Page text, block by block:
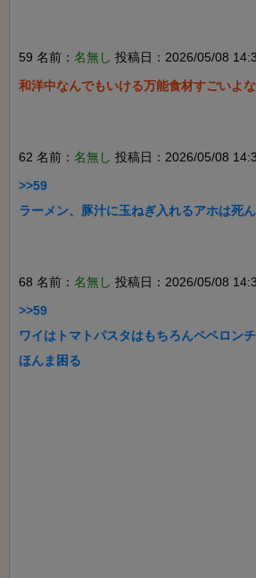
59 名前： 名無し 投稿日：2026/05/08
和洋中なんでもいける万能食材すごいよな
62 名前： 名無し 投稿日：2026/05/08
>>59
ラーメン、豚汁に玉ねぎ入れるアホは死
68 名前： 名無し 投稿日：2026/05/08
>>59
ワイはトマトパスタはもちろんペペロン
ほんま困る